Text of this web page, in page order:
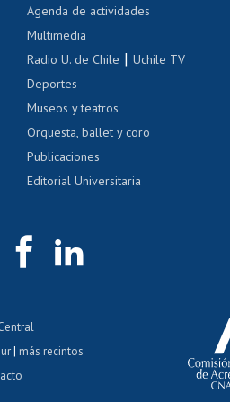
Certificado de renta
Acoso laboral, sexual y violencia
Agenda de actividades
Multimedia
Radio U. de Chile |Uchile TV
Deportes
Museos y teatros
Orquesta, ballet y coro
Publicaciones
Editorial Universitaria
| más recintos